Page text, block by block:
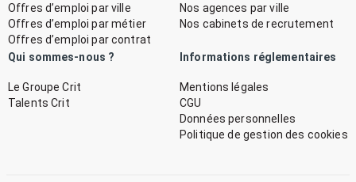
Offres d’emploi par ville
Offres d’emploi par métier
Offres d’emploi par contrat
Nos agences par ville
Nos cabinets de recrutement
Qui sommes-nous ?
Le Groupe Crit
Talents Crit
Informations réglementaires
Mentions légales
CGU
Données personnelles
Politique de gestion des cookies